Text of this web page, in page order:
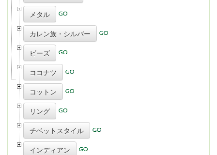
メタル
カレン族・シルバー
ビーズ
ココナツ
コットン
リング
チベットスタイル
インディアン